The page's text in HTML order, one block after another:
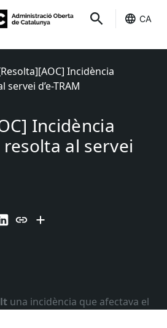
CA
Incidència
d’e-TRAM
Incidència
al servei
una incidència que afectava el